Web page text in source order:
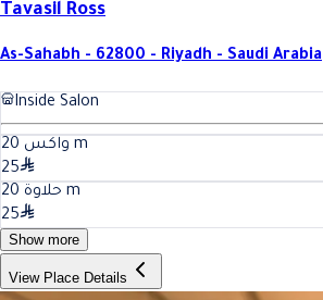
Tavasil Ross
As-Sahabh - 62800 - Riyadh - Saudi Arabia
Inside Salon
واكس 20
m
25
حلاوة 20
m
25
Show more
View Place Details